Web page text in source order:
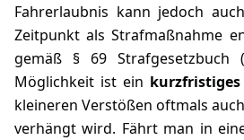
Fahrerlaubnis kann jedoch
Zeitpunkt als Strafmaßnahme
gemäß § 69 Strafgesetzbuch
Möglichkeit ist ein
kleineren Verstößen oftmals
verhängt wird. Fährt man in